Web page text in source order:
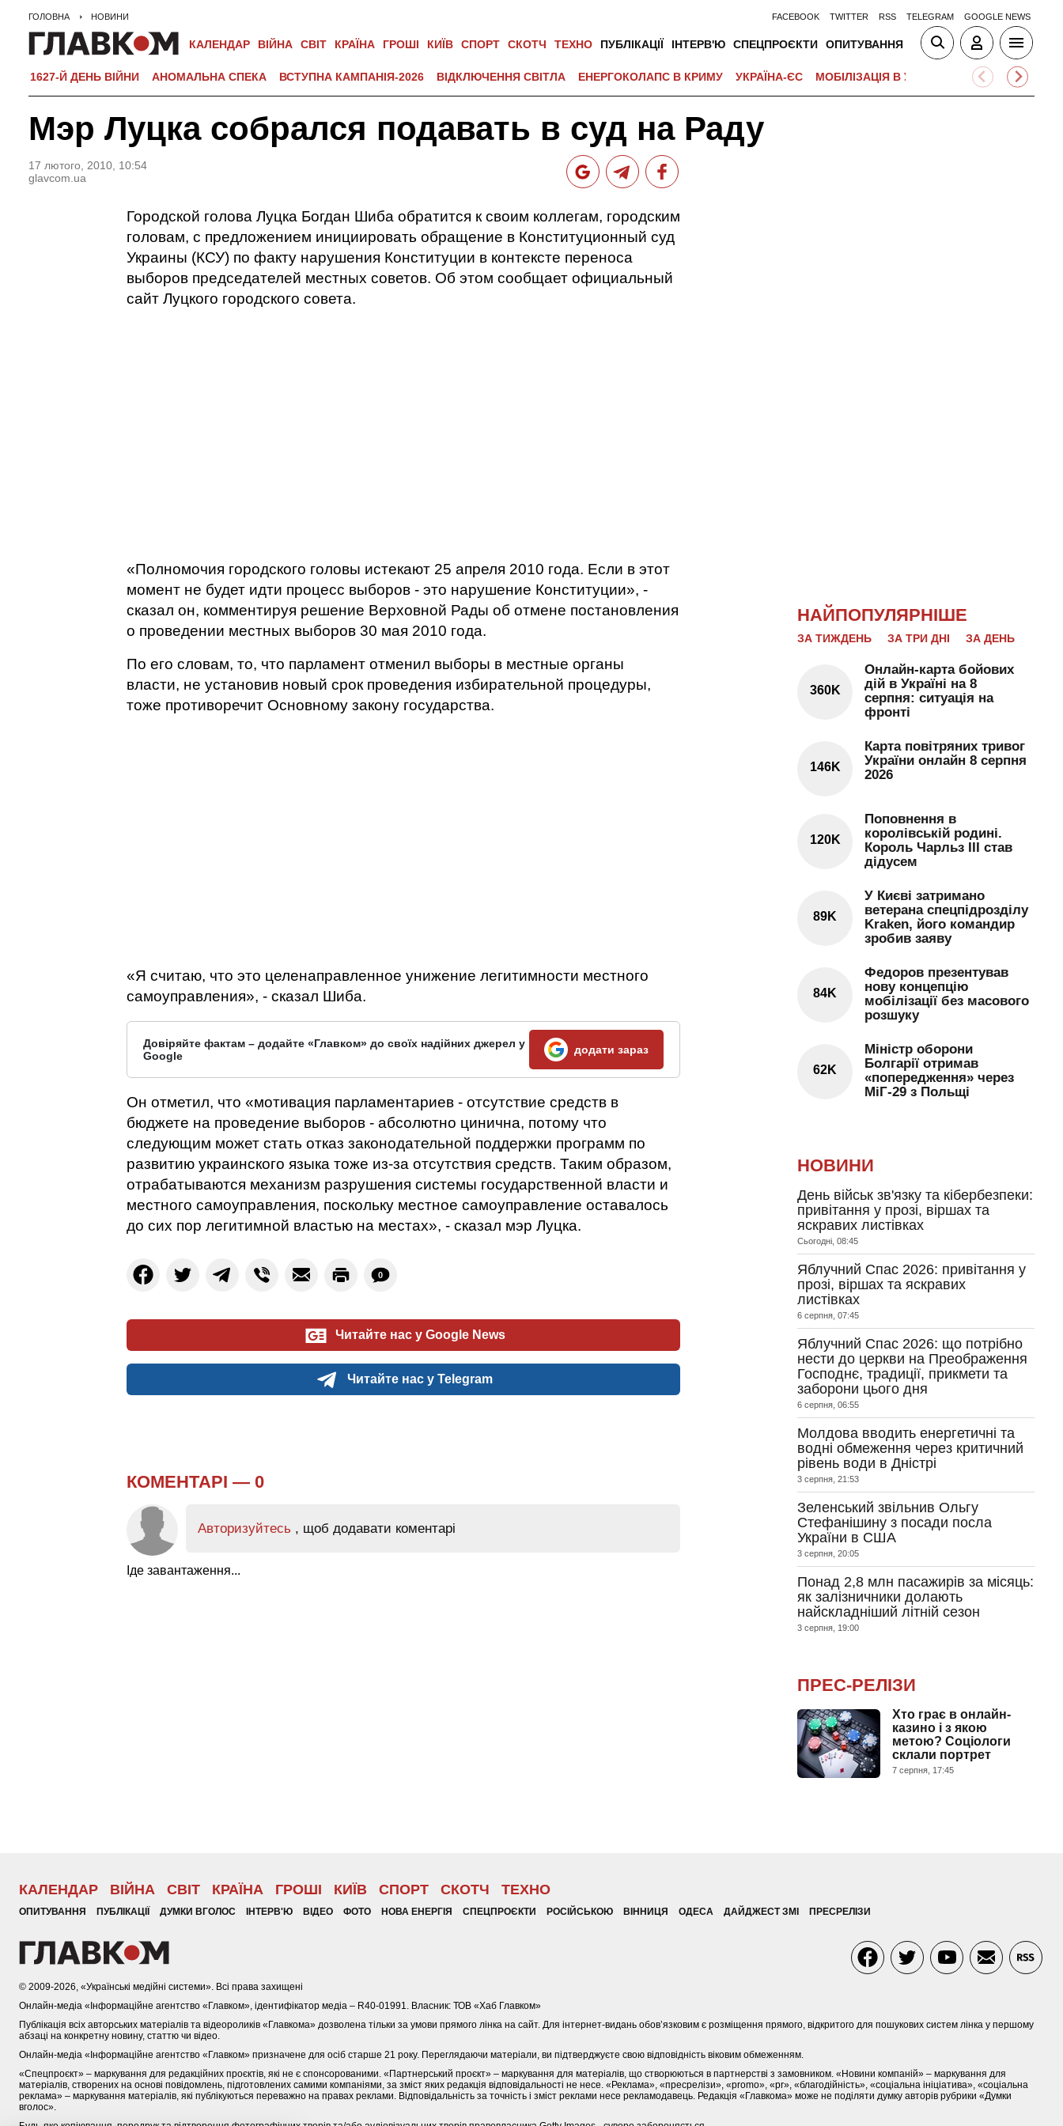
ГОЛОВНА НОВИНИ FACEBOOK TWITTER RSS TELEGRAM GOOGLE NEWS
КАЛЕНДАР ВІЙНА СВІТ КРАЇНА ГРОШІ КИЇВ СПОРТ СКОТЧ ТЕХНО ПУБЛІКАЦІЇ ІНТЕРВ'Ю СПЕЦПРОЄКТИ ОПИТУВАННЯ
1627-Й ДЕНЬ ВІЙНИ АНОМАЛЬНА СПЕКА ВСТУПНА КАМПАНІЯ-2026 ВІДКЛЮЧЕННЯ СВІТЛА ЕНЕРГОКОЛАПС В КРИМУ УКРАЇНА-ЄС МОБІЛІЗАЦІЯ В УКРАЇНІ ВІЙНА НА
Мэр Луцка собрался подавать в суд на Раду
17 лютого, 2010, 10:54
glavcom.ua
Городской голова Луцка Богдан Шиба обратится к своим коллегам, городским
головам, с предложением инициировать обращение в Конституционный суд
Украины (КСУ) по факту нарушения Конституции в контексте переноса
выборов председателей местных советов. Об этом сообщает официальный
сайт Луцкого городского совета.
«Полномочия городского головы истекают 25 апреля 2010 года. Если в этот
момент не будет идти процесс выборов - это нарушение Конституции», -
сказал он, комментируя решение Верховной Рады об отмене постановления
о проведении местных выборов 30 мая 2010 года.
По его словам, то, что парламент отменил выборы в местные органы
власти, не установив новый срок проведения избирательной процедуры,
тоже противоречит Основному закону государства.
«Я считаю, что это целенаправленное унижение легитимности местного
самоуправления», - сказал Шиба.
Довіряйте фактам – додайте «Главком» до своїх надійних джерел у
Google
додати зараз
Он отметил, что «мотивация парламентариев - отсутствие средств в
бюджете на проведение выборов - абсолютно цинична, потому что
следующим может стать отказ законодательной поддержки программ по
развитию украинского языка тоже из-за отсутствия средств. Таким образом,
отрабатываются механизм разрушения системы государственной власти и
местного самоуправления, поскольку местное самоуправление оставалось
до сих пор легитимной властью на местах», - сказал мэр Луцка.
0
Читайте нас у Google News
Читайте нас у Telegram
КОМЕНТАРІ — 0
Авторизуйтесь , щоб додавати коментарі
Іде завантаження...
НАЙПОПУЛЯРНІШЕ
ЗА ТИЖДЕНЬ ЗА ТРИ ДНІ ЗА ДЕНЬ
360K
Онлайн-карта бойових
дій в Україні на 8
серпня: ситуація на
фронті
146K
Карта повітряних тривог
України онлайн 8 серпня
2026
120K
Поповнення в
королівській родині.
Король Чарльз III став
дідусем
89K
У Києві затримано
ветерана спецпідрозділу
Kraken, його командир
зробив заяву
84K
Федоров презентував
нову концепцію
мобілізації без масового
розшуку
62K
Міністр оборони
Болгарії отримав
«попередження» через
МіГ-29 з Польщі
НОВИНИ
День військ зв'язку та кібербезпеки:
привітання у прозі, віршах та
яскравих листівках
Сьогодні, 08:45
Яблучний Спас 2026: привітання у
прозі, віршах та яскравих
листівках
6 серпня, 07:45
Яблучний Спас 2026: що потрібно
нести до церкви на Преображення
Господнє, традиції, прикмети та
заборони цього дня
6 серпня, 06:55
Молдова вводить енергетичні та
водні обмеження через критичний
рівень води в Дністрі
3 серпня, 21:53
Зеленський звільнив Ольгу
Стефанішину з посади посла
України в США
3 серпня, 20:05
Понад 2,8 млн пасажирів за місяць:
як залізничники долають
найскладніший літній сезон
3 серпня, 19:00
ПРЕС-РЕЛІЗИ
Хто грає в онлайн-
казино і з якою
метою? Соціологи
склали портрет
7 серпня, 17:45
КАЛЕНДАР ВІЙНА СВІТ КРАЇНА ГРОШІ КИЇВ СПОРТ СКОТЧ ТЕХНО
ОПИТУВАННЯ ПУБЛІКАЦІЇ ДУМКИ ВГОЛОС ІНТЕРВ'Ю ВІДЕО ФОТО НОВА ЕНЕРГІЯ СПЕЦПРОЄКТИ РОСІЙСЬКОЮ ВІННИЦЯ ОДЕСА ДАЙДЖЕСТ ЗМІ ПРЕСРЕЛІЗИ
© 2009-2026, «Українські медійні системи». Всі права захищені
Онлайн-медіа «Інформаційне агентство «Главком», ідентифікатор медіа – R40-01991. Власник: ТОВ «Хаб Главком»
Публікація всіх авторських матеріалів та відеороликів «Главкома» дозволена тільки за умови прямого лінка на сайт. Для інтернет-видань обов’язковим є розміщення прямого, відкритого для пошукових систем лінка у першому
абзаці на конкретну новину, статтю чи відео.
Онлайн-медіа «Інформаційне агентство «Главком» призначене для осіб старше 21 року. Переглядаючи матеріали, ви підтверджуєте свою відповідність віковим обмеженням.
«Спецпроєкт» – маркування для редакційних проєктів, які не є спонсорованими. «Партнерський проєкт» – маркування для матеріалів, що створюються в партнерстві з замовником. «Новини компаній» – маркування для
матеріалів, створених на основі повідомлень, підготовлених самими компаніями, за зміст яких редакція відповідальності не несе. «Реклама», «пресрелізи», «promo», «pr», «благодійність», «соціальна ініціатива», «соціальна
реклама» – маркування матеріалів, які публікуються переважно на правах реклами. Відповідальність за точність і зміст реклами несе рекламодавець. Редакція «Главкома» може не поділяти думку авторів рубрики «Думки
вголос».